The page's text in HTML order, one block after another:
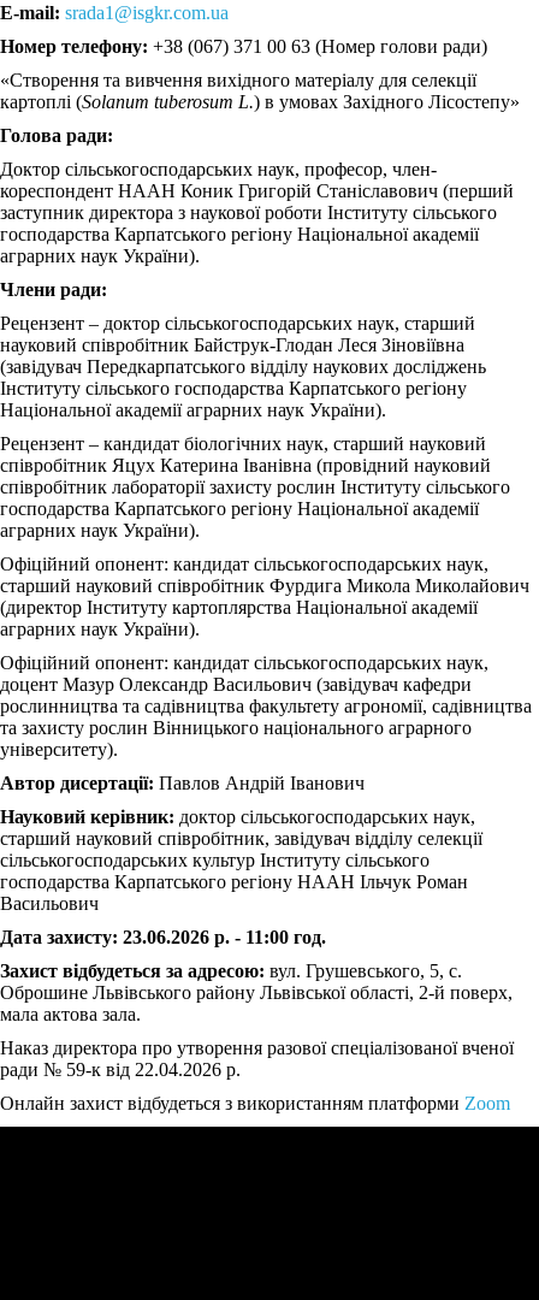
E-mail: srada1@isgkr.com.ua
Номер телефону: +38 (067) 371 00 63 (Номер голови ради)
«Створення та вивчення вихідного матеріалу для селекції
картоплі (Solanum tuberosum L.) в умовах Західного Лісостепу»
Голова ради:
Доктор сільськогосподарських наук, професор, член-
кореспондент НААН Коник Григорій Станіславович (перший
заступник директора з наукової роботи Інституту сільського
господарства Карпатського регіону Національної академії
аграрних наук України).
Члени ради:
Рецензент – доктор сільськогосподарських наук, старший
науковий співробітник Байструк-Глодан Леся Зіновіївна
(завідувач Передкарпатського відділу наукових досліджень
Інституту сільського господарства Карпатського регіону
Національної академії аграрних наук України).
Рецензент – кандидат біологічних наук, старший науковий
співробітник Яцух Катерина Іванівна (провідний науковий
співробітник лабораторії захисту рослин Інституту сільського
господарства Карпатського регіону Національної академії
аграрних наук України).
Офіційний опонент: кандидат сільськогосподарських наук,
старший науковий співробітник Фурдига Микола Миколайович
(директор Інституту картоплярства Національної академії
аграрних наук України).
Офіційний опонент: кандидат сільськогосподарських наук,
доцент Мазур Олександр Васильович (завідувач кафедри
рослинництва та садівництва факультету агрономії, садівництва
та захисту рослин Вінницького національного аграрного
університету).
Автор дисертації: Павлов Андрій Іванович
Науковий керівник: доктор сільськогосподарських наук,
старший науковий співробітник, завідувач відділу селекції
сільськогосподарських культур Інституту сільського
господарства Карпатського регіону НААН Ільчук Роман
Васильович
Дата захисту: 23.06.2026 р. - 11:00 год.
Захист відбудеться за адресою: вул. Грушевського, 5, с.
Оброшине Львівського району Львівської області, 2-й поверх,
мала актова зала.
Наказ директора про утворення разової спеціалізованої вченої
ради № 59-к від 22.04.2026 р.
Онлайн захист відбудеться з використанням платформи Zoom